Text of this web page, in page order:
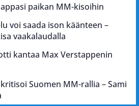
paikan MM-kisoihin
voi saada ison käänteen –
vaakalaudalla
kantaa Max Verstappenin
Suomen MM-rallia – Sami